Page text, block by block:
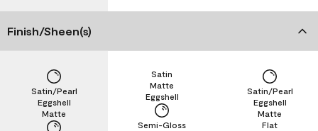
Finish/Sheen(s)
Matte
Eggshell
Satin/Pearl
Semi-Gloss
Eggshell
Matte
Satin
Flat
Matte
Eggshell
Satin/Pearl